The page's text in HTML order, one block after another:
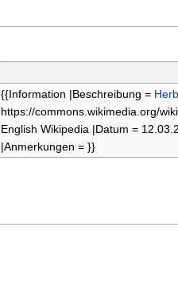
{{Information |Beschreibung =
https://commons.wikimedia.org/
English Wikipedia |Datum =
|Anmerkungen = }}